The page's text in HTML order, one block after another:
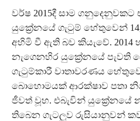
වර්ෂ 2015දී සාම
යුක්‍රේනයේ ගැටුම් හේතුවෙන්
අහිමි වී ඇති බව කියැවේ. 2014
නැගෙනහිර යුක්‍රේනයේ පැවති
ගැටුම්කාරී වාතාවරණය
බොහොමයක් ආරක්ෂාව පතා
ජීවත් වූහ. එබැවින් යුක්‍රේනයේ
තිබෙන ගැටලුව රුසියානුවන්